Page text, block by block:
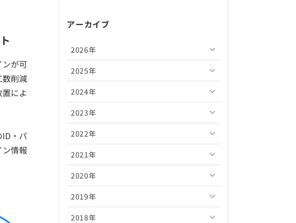
ンが可
数削減
によ
ID・パ
情報
アーカイブ
2026年
2026年8月
2026年7月
2026年6月
2026年5月
2026年4月
2026年3月
2026年2月
2026年1月
2025年
2025年12月
2025年11月
2025年10月
2025年9月
2025年8月
2025年7月
2025年6月
2024年
2024年12月
2024年11月
2024年10月
2024年9月
2024年8月
2024年7月
2023年
2023年12月
2023年11月
2023年10月
2023年9月
2023年8月
2022年
2022年12月
2022年11月
2022年10月
2022年9月
2021年
2021年12月
2021年11月
2021年10月
2020年
2020年12月
2020年11月
2019年
2019年12月
2018年